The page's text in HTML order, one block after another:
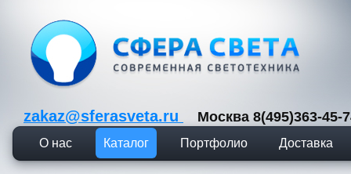
zakaz@sferasveta.ru Москва 8(495)363-
О нас Каталог Портфолио Доставка